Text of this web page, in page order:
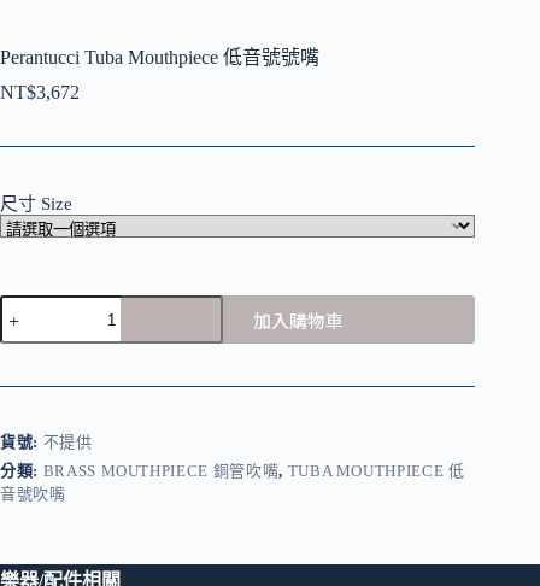
Perantucci Tuba Mouthpiece 低音號號嘴
NT$3,672
尺寸 Size
Perantucci
Tuba
Mouthpiece
號
嘴
數
加入購物車
貨號: 不提供
分類: BRASS MOUTHPIECE 銅管吹嘴, TUBA MOUTHPIECE 低
音號吹嘴
樂器/配件相關